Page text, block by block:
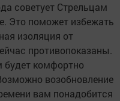
советует Стрельцам
Это поможет избежать
изоляция от
противопоказаны.
будет комфортно
возобновление
вам понадобится